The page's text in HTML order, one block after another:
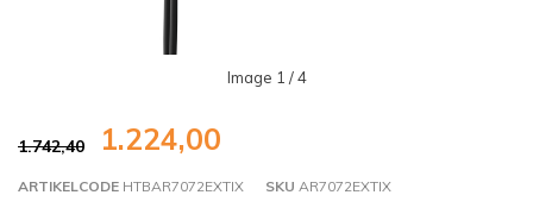
Image 1 / 4
1.742,40 1.224,00
ARTIKELCODE HTBAR7072EXTIX SKU AR7072EXTIX